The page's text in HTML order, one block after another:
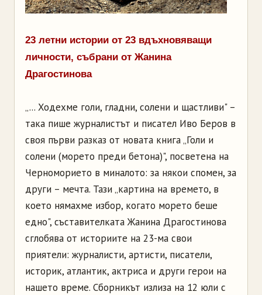
23 летни истории от 23 вдъхновяващи
личности, събрани от Жанина
Драгостинова
„... Ходехме голи, гладни, солени и щастливи" –
така пише журналистът и писател Иво Беров в
своя първи разказ от новата книга „Голи и
солени (морето преди бетона)", посветена на
Черноморието в миналото: за някои спомен, за
други – мечта. Тази „картина на времето, в
което нямахме избор, когато морето беше
едно", съставителката Жанина Драгостинова
сглобява от историите на 23-ма свои
приятели: журналисти, артисти, писатели,
историк, атлантик, актриса и други герои на
нашето време. Сборникът излиза на 12 юли с